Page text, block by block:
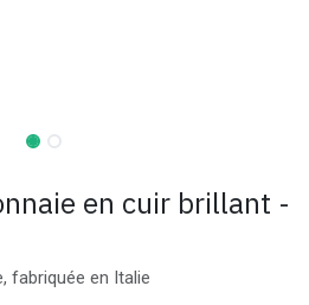
en cuir brillant -
fabriquée en Italie